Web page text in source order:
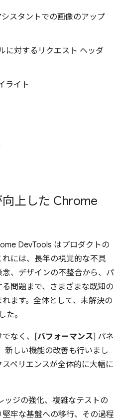
スタントでの画像のアップ
に対するリクエスト ヘッダ
ライト
上した Chrome
DevTools はプロダクトの
には、長年の視覚的な不具
、デザインの不整合から、パ
問題まで、さまざまな既知の
ます。全体として、未解決の
た。
でなく、[パフォーマンス] パネ
新しい機能の改善も行いまし
ペリエンスが全体的に大幅に
ッジの強化、複雑なテストの
牢な基盤への移行、その過程